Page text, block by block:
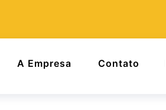
A Empresa Contato